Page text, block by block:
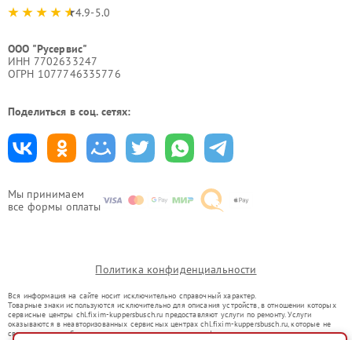
Мы принимаем
все формы оплаты
4.9-5.0
ООО "Русервис"
ИНН 7702633247
ОГРН 1077746335776
Поделиться в соц. сетях:
Политика конфиденциальности
Вся информация на сайте носит исключительно справочный характер.
Товарные знаки используются исключительно для описания устройств, в отношении которых
сервисные центры chl.fixim-kuppersbusch.ru предоставляют услуги по ремонту. Услуги
оказываются в неавторизованных сервисных центрах chl.fixim-kuppersbusch.ru, которые не
связаны с правообладателями товарных знаков или их официальными представителями.